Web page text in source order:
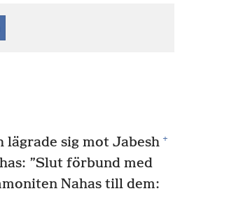
lägrade sig mot Jabesh +
”Slut förbund med
Nahas till dem: